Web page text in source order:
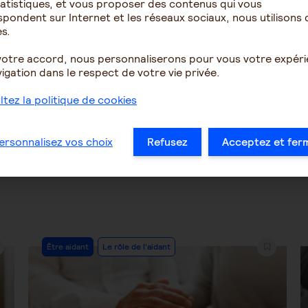
se comporter face
d'humeurs
1611
Parent atteint de
psychiatrique - Besoin
5
Post
Category:
Être aidant Le rôle de l'aidant
et vous proposer des contenus qui vous
sur Internet et les réseaux sociaux, nous utilisons
accord, nous personnaliserons pour vous votre
dans le respect de votre vie privée.
la politique de cookies
vos choix Refusez Acceptez et